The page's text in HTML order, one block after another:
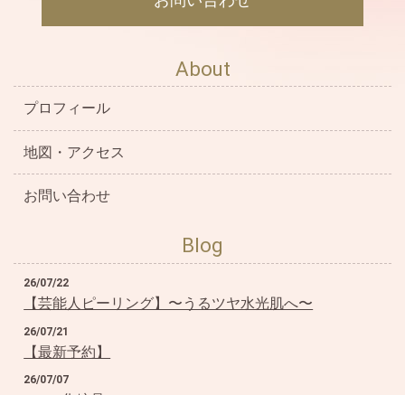
ません。 ▪よもぎアレルギーの方 ▪高血圧・心臓疾患・脳疾
患 の持病があるかた。 ▪アトピー性皮膚炎の方 ▪医師から入
どよろしくお願いします。
2025.01.02
2025年あけましておめでとうございます
あけましておめでとうございます。サロンは４日より営業し
ております。 よもぎ蒸しは今の時期特におすすめです♪ 身体
【新型コロナウイルスに対する対策について】 ●ご来店当日
は検温をしていただき発熱がないかの確認をご協力お願いし
ます。 ●新型コロナウイルスに感染された方、濃厚接触者と
判断された方は、外出許可が出てから２週間はご来店をお控
風邪のような症状のある方は、ご来店をお控えください。 咳
About
プロフィール
地図・アクセス
お問い合わせ
Blog
26/07/22
【芸能人ピーリング】〜うるツヤ水光肌へ〜
26/07/21
【最新予約】
26/07/07